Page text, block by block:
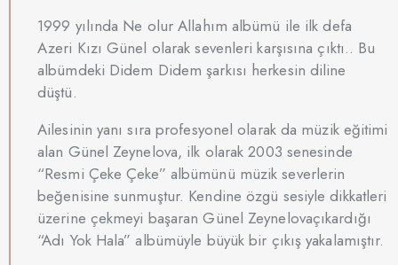
1999 yılında Ne olur Allahım albümü ile ilk defa
Azeri Kızı Günel olarak sevenleri karşısına çıktı.. Bu
albümdeki Didem Didem şarkısı herkesin diline
düştü.
Ailesinin yanı sıra profesyonel olarak da müzik eğitimi
alan Günel Zeynelova, ilk olarak 2003 senesinde
“Resmi Çeke Çeke” albümünü müzik severlerin
beğenisine sunmuştur. Kendine özgü sesiyle dikkatleri
üzerine çekmeyi başaran Günel Zeynelovaçıkardığı
“Adı Yok Hala” albümüyle büyük bir çıkış yakalamıştır.